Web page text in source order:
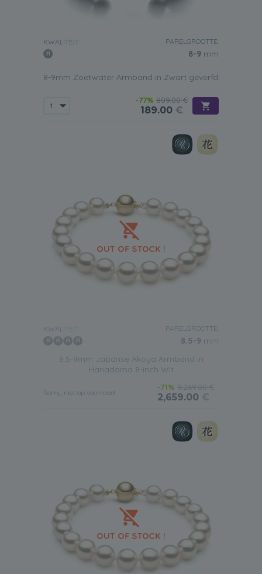
KWALITEIT: PARELGROOTTE:
8-9 mm
8-9mm Zoetwater Armband in Zwart geverfd
-77% 809.00 €
189.00 €
KWALITEIT: PARELGROOTTE:
8.5-9 mm
8.5-9mm Japanse Akoya Armband in
Hanadama 8-inch Wit
Sorry, niet op voorraad
-71% 9,269.00 €
2,659.00 €